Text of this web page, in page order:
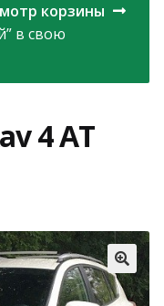
корзины
в свою
4 АТ
🔍